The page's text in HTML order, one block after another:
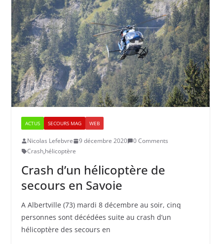
ACTUS SECOURS MAG WEB
Nicolas Lefebvre 9 décembre 2020
0 Comments
Crash,hélicoptère
Crash d’un hélicoptère de
secours en Savoie
A Albertville (73) mardi 8 décembre au soir, cinq
personnes sont décédées suite au crash d’un
hélicoptère des secours en